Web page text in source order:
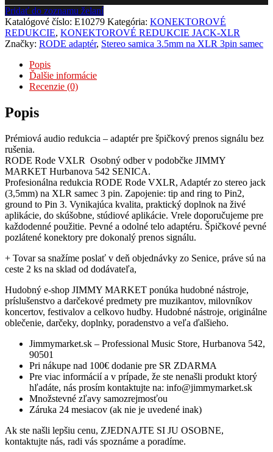
Pridať do zoznamu želaní
Katalógové číslo: E10279 Kategória: KONEKTOROVÉ
REDUKCIE, KONEKTOROVÉ REDUKCIE JACK-XLR
Značky: RODE adaptér, Stereo samica 3.5mm na XLR 3pin samec
Popis
Ďalšie informácie
Recenzie (0)
Popis
Prémiová audio redukcia – adaptér pre špičkový prenos signálu bez
rušenia.
RODE Rode VXLR Osobný odber v podobčke JIMMY
MARKET Hurbanova 542 SENICA.
Profesionálna redukcia RODE Rode VXLR, Adaptér zo stereo jack
(3,5mm) na XLR samec 3 pin. Zapojenie: tip and ring to Pin2,
ground to Pin 3. Vynikajúca kvalita, praktický doplnok na živé
aplikácie, do skúšobne, stúdiové aplikácie. Vrele doporučujeme pre
každodenné použitie. Pevné a odolné telo adaptéru. Špičkové pevné
pozlátené konektory pre dokonalý prenos signálu.
+ Tovar sa snažíme poslať v deň objednávky zo Senice, práve sú na
ceste 2 ks na sklad od dodávateľa,
Hudobný e-shop JIMMY MARKET ponúka hudobné nástroje,
príslušenstvo a darčekové predmety pre muzikantov, milovníkov
koncertov, festivalov a celkovo hudby. Hudobné nástroje, originálne
oblečenie, darčeky, doplnky, poradenstvo a veľa ďalšieho.
Jimmymarket.sk – Professional Music Store, Hurbanova 542,
90501
Pri nákupe nad 100€ dodanie pre SR ZDARMA
Pre viac informácií a v prípade, že ste nenašli produkt ktorý
hľadáte, nás prosím kontaktujte na: info@jimmymarket.sk
Množstevné zľavy samozrejmosťou
Záruka 24 mesiacov (ak nie je uvedené inak)
Ak ste našli lepšiu cenu, ZJEDNAJTE SI JU OSOBNE,
kontaktujte nás, radi vás spoznáme a poradíme.